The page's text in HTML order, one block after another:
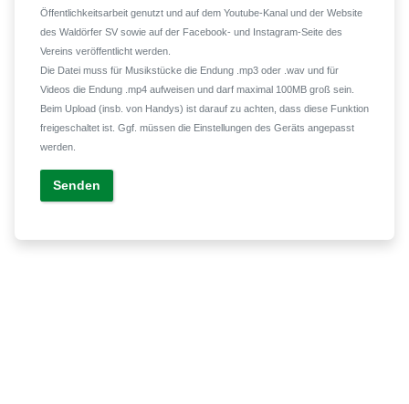
Öffentlichkeitsarbeit genutzt und auf dem Youtube-Kanal und der Website
des Waldörfer SV sowie auf der Facebook- und Instagram-Seite des
Vereins veröffentlicht werden.
Die Datei muss für Musikstücke die Endung .mp3 oder .wav und für
Videos die Endung .mp4 aufweisen und darf maximal 100MB groß sein.
Beim Upload (insb. von Handys) ist darauf zu achten, dass diese Funktion
freigeschaltet ist. Ggf. müssen die Einstellungen des Geräts angepasst
werden.
Senden